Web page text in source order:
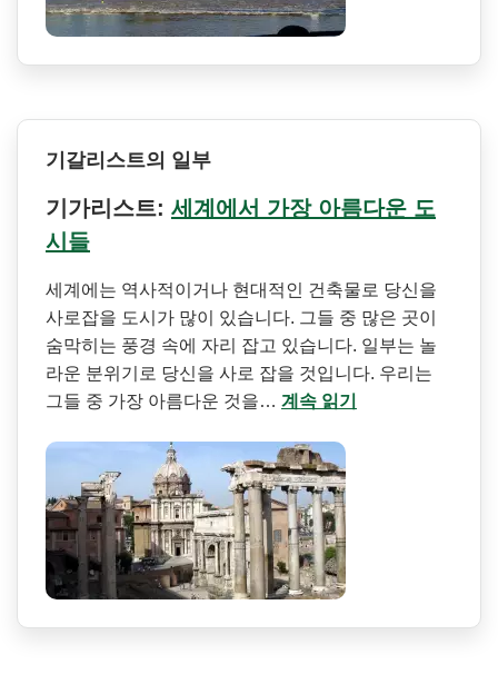
기갈리스트의 일부
기가리스트: 세계에서 가장 아름다운 도
시들
세계에는 역사적이거나 현대적인 건축물로 당신을
사로잡을 도시가 많이 있습니다. 그들 중 많은 곳이
숨막히는 풍경 속에 자리 잡고 있습니다. 일부는 놀
라운 분위기로 당신을 사로 잡을 것입니다. 우리는
그들 중 가장 아름다운 것을… 계속 읽기